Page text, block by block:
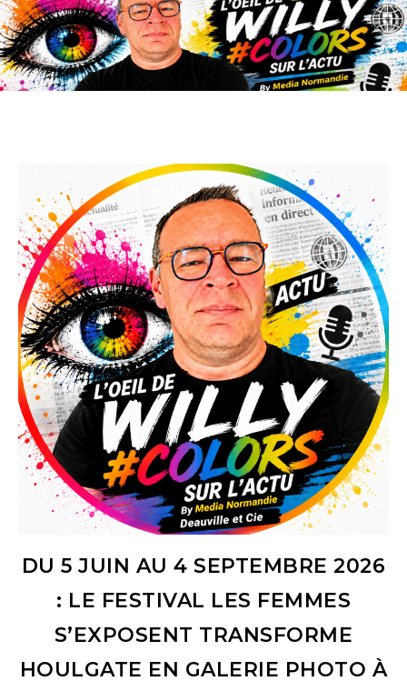
DU 5 JUIN AU 4 SEPTEMBRE 2026
: LE FESTIVAL LES FEMMES
S’EXPOSENT TRANSFORME
HOULGATE EN GALERIE PHOTO À